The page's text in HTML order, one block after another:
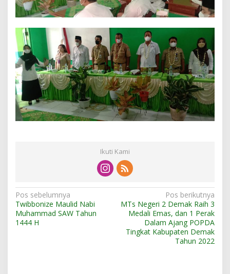
Ikuti Kami
N
a
v
Pos sebelumnya
Twibbonize Maulid Nabi
Muhammad SAW Tahun
1444 H
Pos berikutnya
MTs Negeri 2 Demak Raih 3
Medali Emas, dan 1 Perak
Dalam Ajang POPDA
Tingkat Kabupaten Demak
Tahun 2022